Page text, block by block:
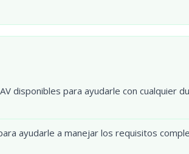
disponibles para ayudarle con cualquier
ayudarle a manejar los requisitos